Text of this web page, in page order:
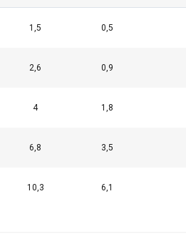
1,5 0,5
2,6 0,9
4 1,8
6,8 3,5
10,3 6,1